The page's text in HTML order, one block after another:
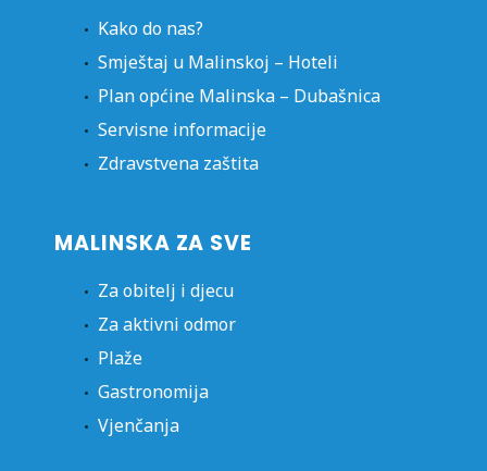
Kako do nas?
Smještaj u Malinskoj – Hoteli
Plan općine Malinska – Dubašnica
Servisne informacije
Zdravstvena zaštita
MALINSKA ZA SVE
Za obitelj i djecu
Za aktivni odmor
Plaže
Gastronomija
Vjenčanja